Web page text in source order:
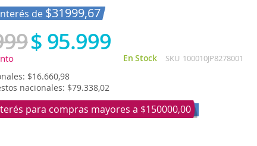
de $31999,67
$ 95.999
$16.660,98
nacionales: $79.338,02
En Stock SKU 100010JP8278001
para compras mayores a $150000,00